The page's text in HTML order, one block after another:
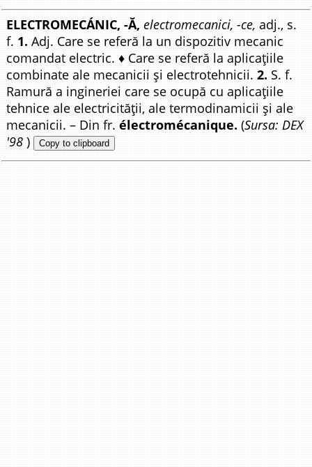
ELECTROMECÁNIC, -Ă, electromecanici, -ce, adj., s.
f. 1. Adj. Care se referă la un dispozitiv mecanic
comandat electric. ♦ Care se referă la aplicațiile
combinate ale mecanicii și electrotehnicii.2. S. f.
Ramură a ingineriei care se ocupă cu aplicațiile
tehnice ale electricității, ale termodinamicii și ale
mecanicii. – Din fr.électromécanique. (Sursa: DEX
'98 ) Copy to clipboard